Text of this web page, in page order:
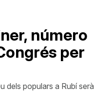
número
per
dels populars a Rubí serà